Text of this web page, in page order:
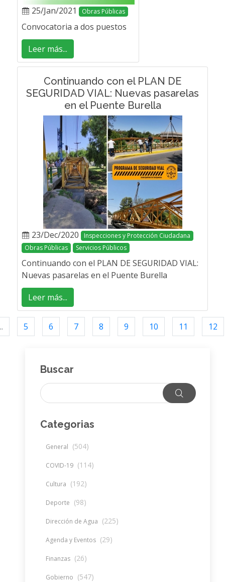
25/Jan/2021 Obras Públicas
Convocatoria a dos puestos
Leer más...
Continuando con el PLAN DE
SEGURIDAD VIAL: Nuevas pasarelas
en el Puente Burella
23/Dec/2020
Inspecciones y Protección Ciudadana
Obras Públicas
Servicios Públicos
Continuando con el PLAN DE SEGURIDAD VIAL:
Nuevas pasarelas en el Puente Burella
Leer más...
5 6 7 8 9 10 11 12
Buscar
Categorias
General (504)
COVID-19 (114)
Cultura (192)
Deporte (98)
Dirección de Agua (225)
Agenda y Eventos (29)
Finanzas (26)
Gobierno (547)